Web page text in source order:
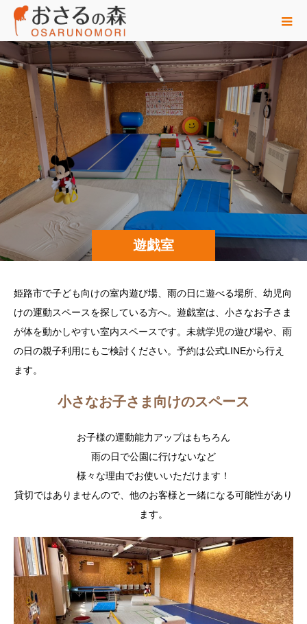
遊戯室
姫路市で子ども向けの室内遊び場、雨の日に遊べる場所、幼児向
けの運動スペースを探している方へ。遊戯室は、小さなお子さま
が体を動かしやすい室内スペースです。未就学児の遊び場や、雨
の日の親子利用にもご検討ください。予約は公式LINEから行え
ます。
小さなお子さま向けのスペース
お子様の運動能力アップはもちろん
雨の日で公園に行けないなど
様々な理由でお使いいただけます！
貸切ではありませんので、他のお客様と一緒になる可能性があり
ます。